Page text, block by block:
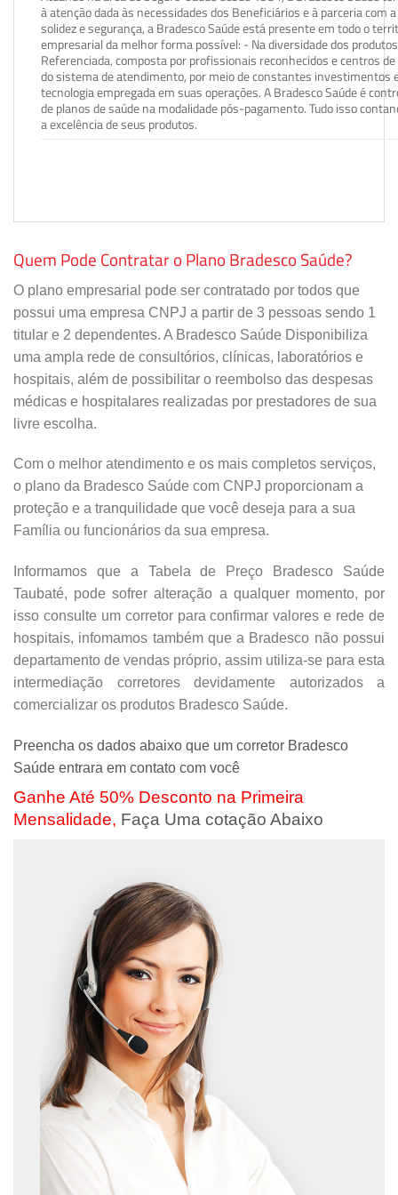
à atenção dada às necessidades dos Beneficiários e à parceria com
solidez e segurança, a Bradesco Saúde está presente em todo o
empresarial da melhor forma possível: - Na diversidade dos
Referenciada, composta por profissionais reconhecidos e centros
do sistema de atendimento, por meio de constantes investimentos
tecnologia empregada em suas operações. A Bradesco Saúde é
de planos de saúde na modalidade pós-pagamento. Tudo isso
a excelência de seus produtos.
Quem Pode Contratar o Plano Bradesco Saúde?
O plano empresarial pode ser contratado por todos que
possui uma empresa CNPJ a partir de 3 pessoas sendo 1
titular e 2 dependentes. A Bradesco Saúde Disponibiliza
uma ampla rede de consultórios, clínicas, laboratórios e
hospitais, além de possibilitar o reembolso das despesas
médicas e hospitalares realizadas por prestadores de sua
livre escolha.
Com o melhor atendimento e os mais completos serviços,
o plano da Bradesco Saúde com CNPJ proporcionam a
proteção e a tranquilidade que você deseja para a sua
Família ou funcionários da sua empresa.
Informamos que a Tabela de Preço Bradesco Saúde
Taubaté, pode sofrer alteração a qualquer momento, por
isso consulte um corretor para confirmar valores e rede de
hospitais, infomamos também que a Bradesco não possui
departamento de vendas próprio, assim utiliza-se para esta
intermediação corretores devidamente autorizados a
comercializar os produtos Bradesco Saúde.
Preencha os dados abaixo que um corretor Bradesco
Saúde entrara em contato com você
Ganhe Até 50% Desconto na Primeira
Mensalidade, Faça Uma cotação Abaixo